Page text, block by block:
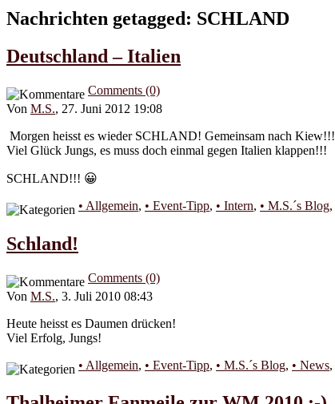
Nachrichten getagged: SCHLAND
Deutschland – Italien
Comments (0)
Von M.S., 27. Juni 2012 19:08
Morgen heisst es wieder SCHLAND! Gemeinsam nach Kiew!!!
Viel Glück Jungs, es muss doch einmal gegen Italien klappen!!!
SCHLAND!!! 😀
• Allgemein, • Event-Tipp, • Intern, • M.S.´s Blog,
Schland!
Comments (0)
Von M.S., 3. Juli 2010 08:43
Heute heisst es Daumen drücken!
Viel Erfolg, Jungs!
• Allgemein, • Event-Tipp, • M.S.´s Blog, • News,